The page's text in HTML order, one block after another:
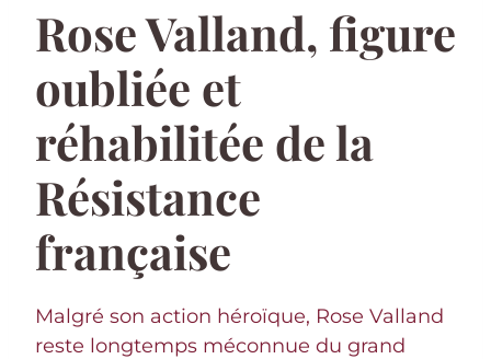
Rose Valland, figure
oubliée et
réhabilitée de la
Résistance
française
Malgré son action héroïque, Rose Valland
reste longtemps méconnue du grand